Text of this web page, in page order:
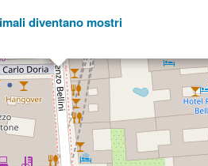
diventano mostri